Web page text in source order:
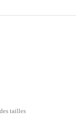
tailles